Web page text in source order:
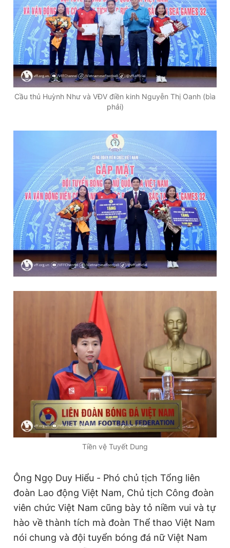
Cầu thủ Huỳnh Như và VĐV điền kinh Nguyễn Thị Oanh (bìa
phải)
Tiền vệ Tuyết Dung
Ông Ngọ Duy Hiểu - Phó chủ tịch Tổng liên
đoàn Lao động Việt Nam, Chủ tịch Công đoàn
viên chức Việt Nam cũng bày tỏ niềm vui và tự
hào về thành tích mà đoàn Thể thao Việt Nam
nói chung và đội tuyển bóng đá nữ Việt Nam